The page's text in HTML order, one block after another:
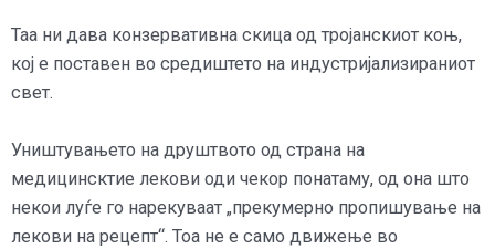
Таа ни дава конзервативна скица од тројанскиот коњ,
кој е поставен во средиштето на индустријализираниот
свет.
Уништувањето на друштвото од страна на
медицинсктие лекови оди чекор понатаму, од она што
некои луѓе го нарекуваат „прекумерно пропишување на
лекови на рецепт“. Тоа не е само движење во